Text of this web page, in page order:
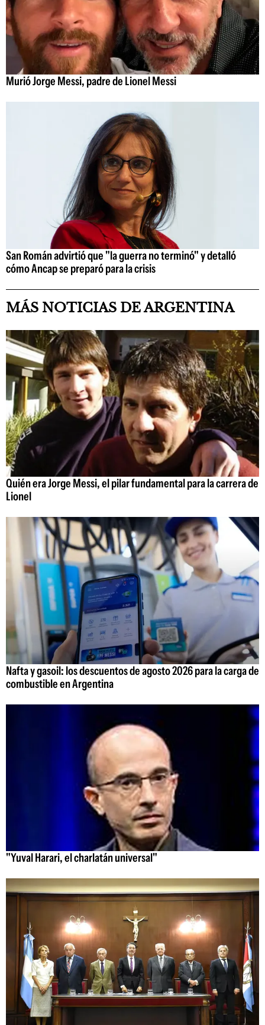
Murió Jorge Messi, padre de Lionel Messi
San Román advirtió que "la guerra no terminó" y detalló
cómo Ancap se preparó para la crisis
MÁS NOTICIAS DE ARGENTINA
Quién era Jorge Messi, el pilar fundamental para la carrera de
Lionel
Nafta y gasoil: los descuentos de agosto 2026 para la carga de
combustible en Argentina
"Yuval Harari, el charlatán universal"